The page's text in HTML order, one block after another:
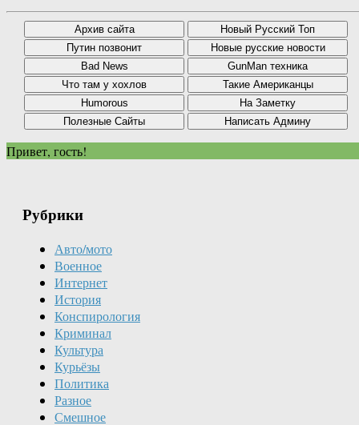
Привет, гость!
Рубрики
Авто/мото
Военное
Интернет
История
Конспирология
Криминал
Культура
Курьёзы
Политика
Разное
Смешное